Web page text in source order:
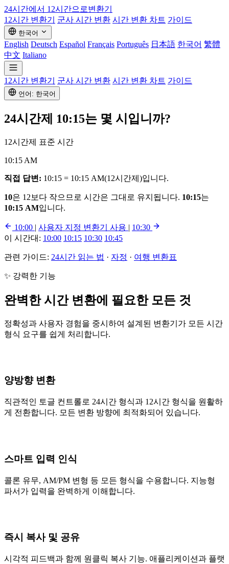
24시간에서 12시간으로변환기
12시간 변환기
군사 시간 변환 시간 변환 차트 가이드
한국어
English Deutsch Español Français Português 日本語 한국어 繁體
中文 Italiano
12시간 변환기 군사 시간 변환 시간 변환 차트 가이드
언어: 한국어
24시간제 10:15는 몇 시입니까?
12시간제 표준 시간
10:15 AM
직접 답변: 10:15 = 10:15 AM(12시간제)입니다.
10은 12보다 작으므로 시간은 그대로 유지됩니다. 10:15는
10:15 AM입니다.
10:00 | 사용자 지정 변환기 사용 | 10:30
이 시간대: 10:00 10:15 10:30 10:45
관련 가이드: 24시간 읽는 법 · 자정 · 여행 변환표
✨ 강력한 기능
완벽한 시간 변환에 필요한 모든 것
정확성과 사용자 경험을 중시하여 설계된 변환기가 모든 시간
형식 요구를 쉽게 처리합니다.
양방향 변환
직관적인 토글 컨트롤로 24시간 형식과 12시간 형식을 원활하
게 전환합니다. 모든 변환 방향에 최적화되어 있습니다.
스마트 입력 인식
콜론 유무, AM/PM 변형 등 모든 형식을 수용합니다. 지능형
파서가 입력을 완벽하게 이해합니다.
즉시 복사 및 공유
시각적 피드백과 함께 원클릭 복사 기능. 애플리케이션과 플랫